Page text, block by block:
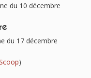
du 10 décembre
du 17 décembre
)